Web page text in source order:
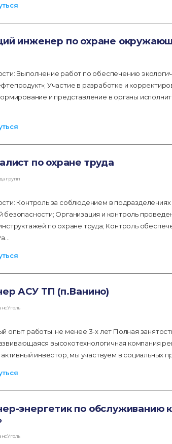
инженер по охране
Выполнение работ по обеспечению
Участие в разработке и
и представление в органы
по охране труда
групп
Контроль за соблюдением в
безопасности; Организация и контроль
по охране труда; Контроль
АСУ ТП (п.Ванино)
опыт работы: не менее 3-х лет Полная
высокотехнологичная компания
инвестор, мы участвуем в социальных
энергетик по обслуживанию